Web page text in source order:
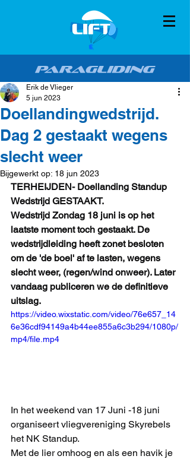
Doellandingwedstrijd.
Dag 2 gestaakt wegens
slecht weer
Erik de Vlieger
5 jun 2023
Bijgewerkt op: 18 jun 2023
TERHEIJDEN- Doellanding Standup
Wedstrijd GESTAAKT.
Wedstrijd Zondag 18 juni is op het
laatste moment toch gestaakt. De
wedstrijdleiding heeft zonet besloten
om de 'de boel' af te lasten, wegens
slecht weer, (regen/wind onweer). Later
vandaag publiceren we de definitieve
uitslag.
https://video.wixstatic.com/video/76e657_14
6e36cdf94149a4b44ee855a6c3b294/1080p/
mp4/file.mp4
In het weekend van 17 Juni -18 juni
organiseert vliegvereniging Skyrebels
het NK Standup.
Met de lier omhoog en als een havik je